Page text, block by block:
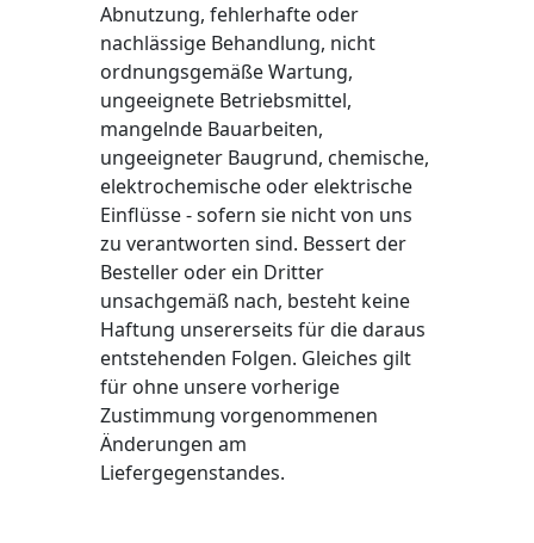
Abnutzung, fehlerhafte oder
nachlässige Behandlung, nicht
ordnungsgemäße Wartung,
ungeeignete Betriebsmittel,
mangelnde Bauarbeiten,
ungeeigneter Baugrund, chemische,
elektrochemische oder elektrische
Einflüsse - sofern sie nicht von uns
zu verantworten sind. Bessert der
Besteller oder ein Dritter
unsachgemäß nach, besteht keine
Haftung unsererseits für die daraus
entstehenden Folgen. Gleiches gilt
für ohne unsere vorherige
Zustimmung vorgenommenen
Änderungen am
Liefergegenstandes.